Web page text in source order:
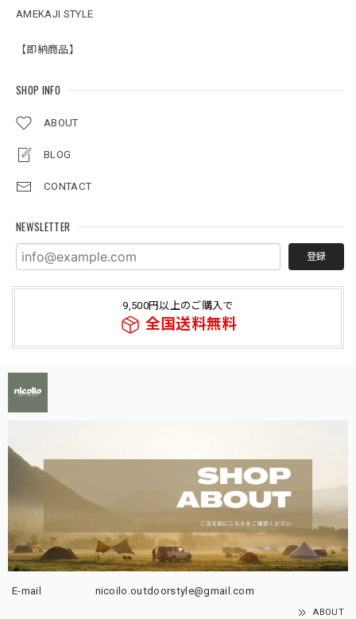
AMEKAJI STYLE
【即納商品】
SHOP INFO
ABOUT
BLOG
CONTACT
NEWSLETTER
登録
9,500円以上のご購入で
全国送料無料
E-mail nicoilo.outdoorstyle@gmail.com
ABOUT